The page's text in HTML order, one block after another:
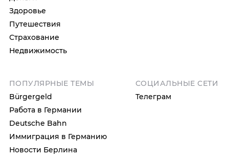
Здоровье
Путешествия
Страхование
Недвижимость
ПОПУЛЯРНЫЕ ТЕМЫ
Bürgergeld
Работа в Германии
Deutsche Bahn
Иммиграция в Германию
Новости Берлина
СОЦИАЛЬНЫЕ СЕТИ
Телеграм